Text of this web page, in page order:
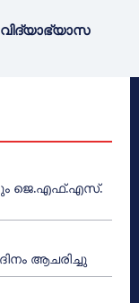
ജെ.എഫ്.എസ്.
ആചരിച്ചു